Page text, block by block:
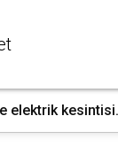
elektrik